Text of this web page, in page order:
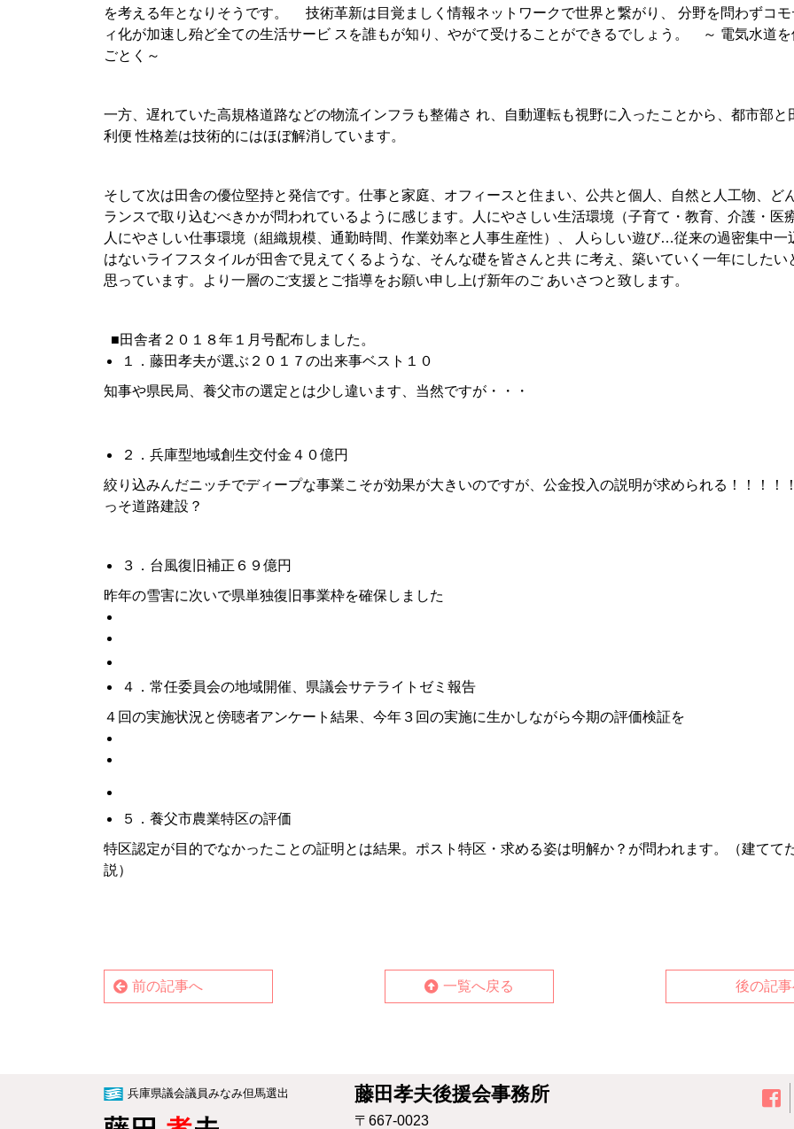
を考える年となりそうです。 技術革新は目覚ましく情報ネットワークで世界と繋がり、 分野を問わずコモ
ィ化が加速し殆ど全ての生活サービ スを誰もが知り、やがて受けることができるでしょう。 ～ 電気水道
ごとく～
一方、遅れていた高規格道路などの物流インフラも整備さ れ、自動運転も視野に入ったことから、都市部と
利便 性格差は技術的にはほぼ解消しています。
そして次は田舎の優位堅持と発信です。仕事と家庭、オフィースと住まい、公共と個人、自然と人工物、ど
ランスで取り込むべきかが問われているように感じます。人にやさしい生活環境（子育て・教育、介護・医
人にやさしい仕事環境（組織規模、通勤時間、作業効率と人事生産性）、 人らしい遊び…従来の過密集中一
はないライフスタイルが田舎で見えてくるような、そんな礎を皆さんと共 に考え、築いていく一年にしたい
思っています。より一層のご支援とご指導をお願い申し上げ新年のご あいさつと致します。
■田舎者２０１８年１月号配布しました。
１．藤田孝夫が選ぶ２０１７の出来事ベスト１０
知事や県民局、養父市の選定とは少し違います、当然ですが・・・
２．兵庫型地域創生交付金４０億円
絞り込みんだニッチでディープな事業こそが効果が大きいのですが、公金投入の説明が求められる！！！
っそ道路建設？
３．台風復旧補正６９億円
昨年の雪害に次いで県単独復旧事業枠を確保しました
４．常任委員会の地域開催、県議会サテライトゼミ報告
４回の実施状況と傍聴者アンケート結果、今年３回の実施に生かしながら今期の評価検証を
５．養父市農業特区の評価
特区認定が目的でなかったことの証明とは結果。ポスト特区・求める姿は明解か？が問われます。（建てて
説）
前の記事へ 後の記
一覧へ戻る
兵庫県議会議員みなみ但馬選出 藤田孝夫後援会事務所
〒667-0023